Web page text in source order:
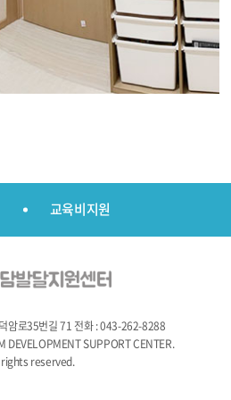
교육비지원
암로35번길 71 전화 : 043-262-8288
SUPPORT CENTER.
rights reserved.